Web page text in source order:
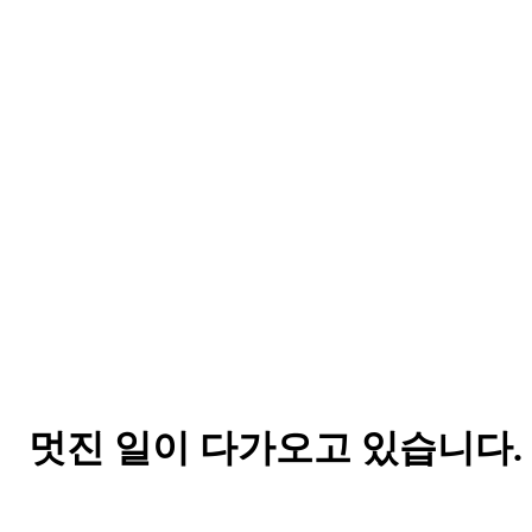
멋진 일이 다가오고 있습니다.